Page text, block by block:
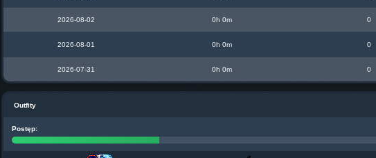
2026-08-02 0h 0m 0
2026-08-01 0h 0m 0
2026-07-31 0h 0m 0
Outfity
Postęp: